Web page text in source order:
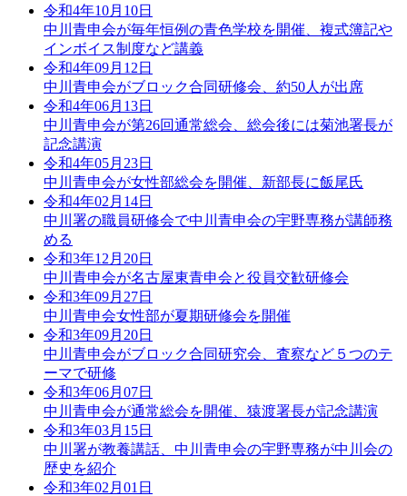
令和4年10月10日
中川青申会が毎年恒例の青色学校を開催、複式簿記や
インボイス制度など講義
令和4年09月12日
中川青申会がブロック合同研修会、約50人が出席
令和4年06月13日
中川青申会が第26回通常総会、総会後には菊池署長が
記念講演
令和4年05月23日
中川青申会が女性部総会を開催、新部長に飯尾氏
令和4年02月14日
中川署の職員研修会で中川青申会の宇野専務が講師務
める
令和3年12月20日
中川青申会が名古屋東青申会と役員交歓研修会
令和3年09月27日
中川青申会女性部が夏期研修会を開催
令和3年09月20日
中川青申会がブロック合同研究会、査察など５つのテ
ーマで研修
令和3年06月07日
中川青申会が通常総会を開催、猿渡署長が記念講演
令和3年03月15日
中川署が教養講話、中川青申会の宇野専務が中川会の
歴史を紹介
令和3年02月01日